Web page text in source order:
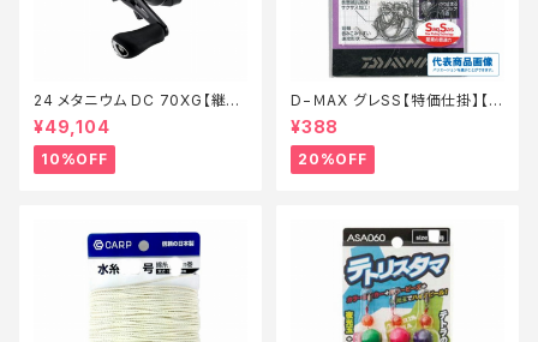
24 メタニウム DC 70XG【継続
セール_リール】【10】
¥49,104
10%OFF
D−ＭAX グレSS【特価仕掛】【2
0】
¥388
20%OFF